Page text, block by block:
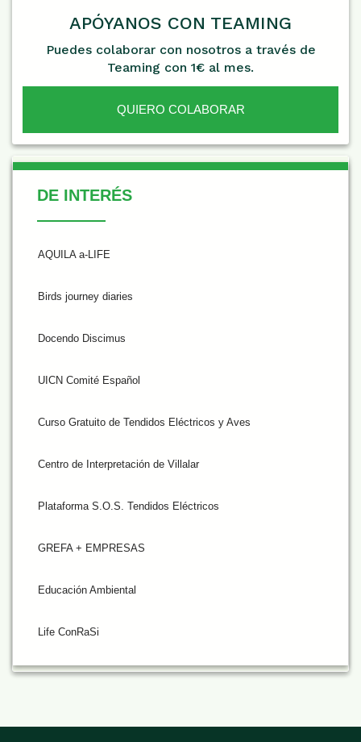
APÓYANOS CON TEAMING
Puedes colaborar con nosotros a través de
Teaming con 1€ al mes.
QUIERO COLABORAR
De Interés
DE INTERÉS
AQUILA a-LIFE
Birds journey diaries
Docendo Discimus
UICN Comité Español
Curso Gratuito de Tendidos Eléctricos y Aves
Centro de Interpretación de Villalar
Plataforma S.O.S. Tendidos Eléctricos
GREFA + EMPRESAS
Educación Ambiental
Life ConRaSi